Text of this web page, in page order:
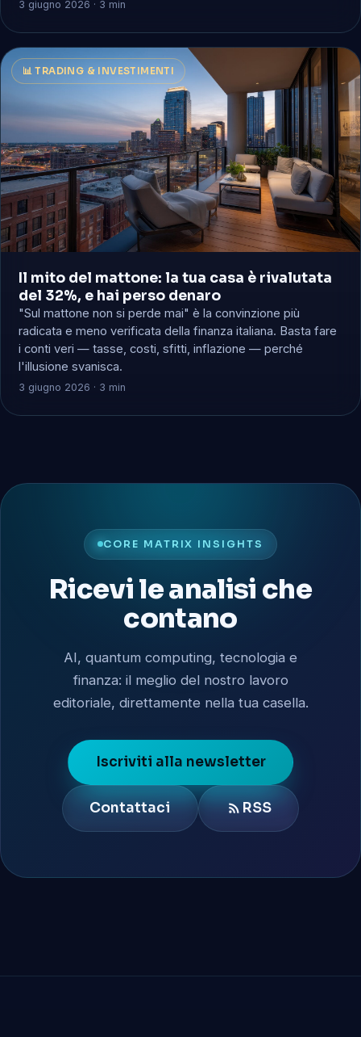
3 giugno 2026 · 3 min
📊 TRADING & INVESTIMENTI
Il mito del mattone: la tua casa è rivalutata
del 32%, e hai perso denaro
"Sul mattone non si perde mai" è la convinzione più
radicata e meno verificata della finanza italiana. Basta fare
i conti veri — tasse, costi, sfitti, inflazione — perché
l'illusione svanisca.
3 giugno 2026 · 3 min
CORE MATRIX INSIGHTS
Ricevi le analisi che
contano
AI, quantum computing, tecnologia e
finanza: il meglio del nostro lavoro
editoriale, direttamente nella tua casella.
Iscriviti alla newsletter
Contattaci RSS